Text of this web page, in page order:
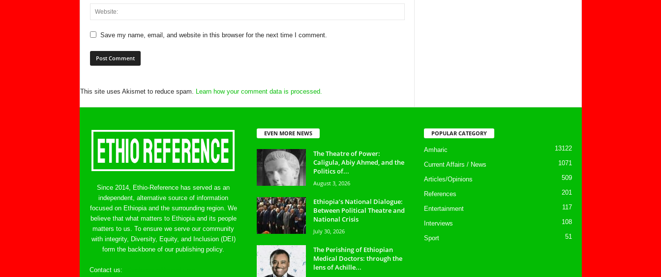
Save my name, email, and website in this browser for the next time I comment.
This site uses Akismet to reduce spam. Learn how your comment data is processed.
Since 2014, Ethio-Reference has served as an
independent, alternative source of information
focused on Ethiopia and the surrounding region. We
believe that what matters to Ethiopia and its people
matters to us. To ensure we serve our community
with integrity, Diversity, Equity, and Inclusion (DEI)
form the backbone of our publishing policy.
Contact us:
EVEN MORE NEWS
The Theatre of Power:
Caligula, Abiy Ahmed, and the
Politics of...
August 3, 2026
Ethiopia’s National Dialogue:
Between Political Theatre and
National Crisis
July 30, 2026
The Perishing of Ethiopian
Medical Doctors: through the
lens of Achille...
POPULAR CATEGORY
Amharic 13122
Current Affairs / News 1071
Articles/Opinions 509
References 201
Entertainment 117
Interviews 108
Sport 51